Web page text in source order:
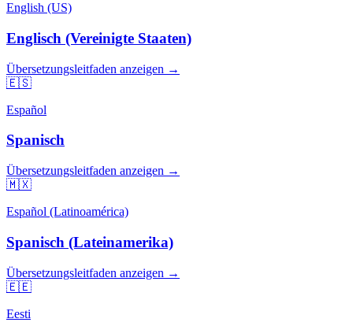
English (US)
Englisch (Vereinigte Staaten)
Übersetzungsleitfaden anzeigen →
🇪🇸
Español
Spanisch
Übersetzungsleitfaden anzeigen →
🇲🇽
Español (Latinoamérica)
Spanisch (Lateinamerika)
Übersetzungsleitfaden anzeigen →
🇪🇪
Eesti